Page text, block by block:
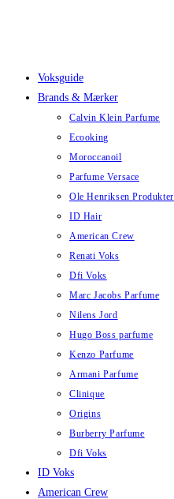
Voksguide
Brands & Mærker
Calvin Klein Parfume
Ecooking
Moroccanoil
Parfume Versace
Ole Henriksen Produkter
ID Hair
American Crew
Renati Voks
Dfi Voks
Marc Jacobs Parfume
Nilens Jord
Hugo Boss parfume
Kenzo Parfume
Armani Parfume
Clinique
Origins
Burberry Parfume
Dfi Voks
ID Voks
American Crew